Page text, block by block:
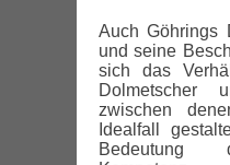
Auch Göhrings
und seine
sich das
Dolmetscher
zwischen
Idealfall
Bedeutung